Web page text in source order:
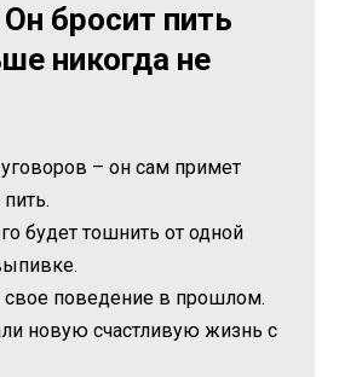
бросит пить
никогда не
уговоров – он сам примет
будет тошнить от одной
свое поведение в прошлом.
новую счастливую жизнь с